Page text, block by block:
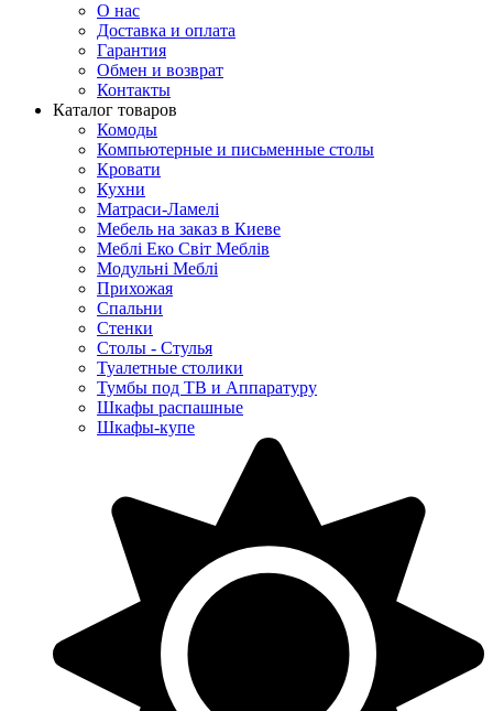
О нас
Доставка и оплата
Гарантия
Обмен и возврат
Контакты
Каталог товаров
Комоды
Компьютерные и письменные столы
Кровати
Кухни
Матраси-Ламелі
Мебель на заказ в Киеве
Меблі Еко Світ Меблів
Модульні Меблі
Прихожая
Спальни
Стенки
Столы - Стулья
Туалетные столики
Тумбы под ТВ и Аппаратуру
Шкафы распашные
Шкафы-купе